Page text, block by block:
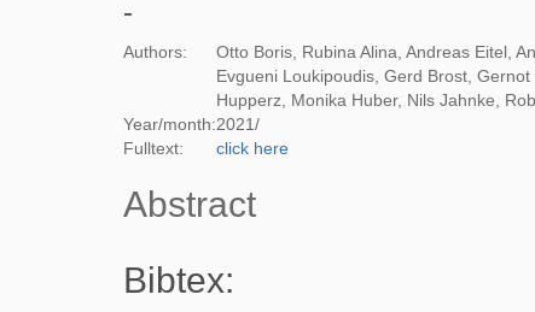
r
-
Authors:
Otto Boris, Rubina Alina, Andreas Eitel,
Evgueni Loukipoudis, Gerd Brost,
Hupperz, Monika Huber, Nils Jahnke,
Year/month:2021/
Fulltext:
click here
Abstract
Bibtex: